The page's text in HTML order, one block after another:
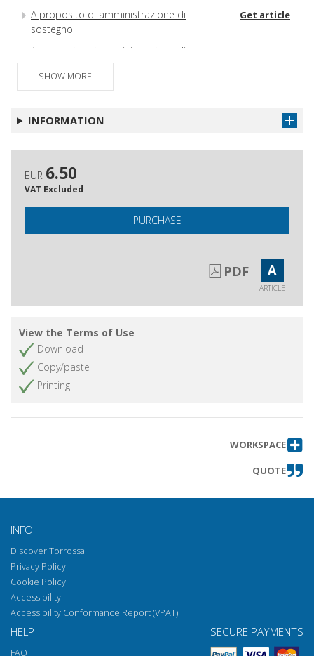
A proposito di amministrazione di
sostegno
Get article
A proposito di amministrazione di
sostegno
Get article
A proposito di amministrazione di
Imaginare Get article
SHOW MORE
INFORMATION
EUR 6.50
VAT Excluded
PURCHASE
PDF A
ARTICLE
View the Terms of Use
Download
Copy/paste
Printing
WORKSPACE
QUOTE
INFO
Discover Torrossa
Privacy Policy
Cookie Policy
Accessibility
Accessibility Conformance Report (VPAT)
HELP
FAQ
SECURE PAYMENTS